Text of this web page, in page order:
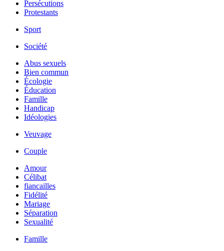
Persécutions
Protestants
Sport
Société
Abus sexuels
Bien commun
Écologie
Éducation
Famille
Handicap
Idéologies
Veuvage
Couple
Amour
Célibat
fiancailles
Fidélité
Mariage
Séparation
Sexualité
Famille